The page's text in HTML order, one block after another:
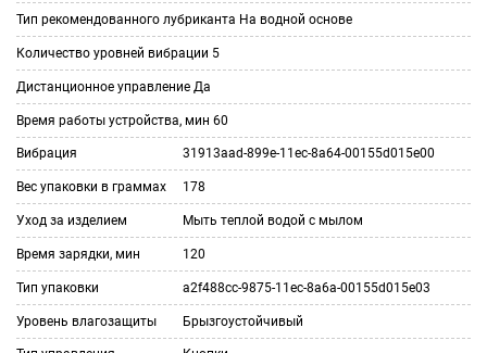
Тип рекомендованного лубриканта На водной основе
Количество уровней вибрации 5
Дистанционное управление Да
Время работы устройства, мин 60
Вибрация 31913aad-899e-11ec-8a64-00155d015e00
Вес упаковки в граммах 178
Уход за изделием Мыть теплой водой с мылом
Время зарядки, мин 120
Тип упаковки a2f488cc-9875-11ec-8a6a-00155d015e03
Уровень влагозащиты Брызгоустойчивый